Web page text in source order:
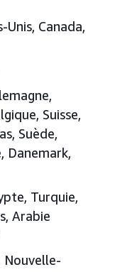
Unis, Canada,
Suisse,
Suède,
Danemark,
Turquie,
Arabie
Nouvelle-